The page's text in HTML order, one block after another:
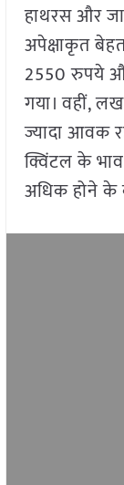
हाथरस और
अपेक्षाकृत
2550 रुपये
गया। वहीं,
ज्यादा आवक
क्विंटल के
अधिक होने के